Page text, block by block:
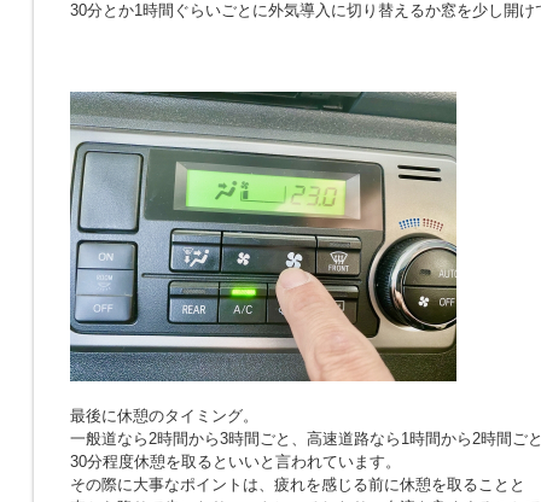
30分とか1時間ぐらいごとに外気導入に切り替えるか窓を少し開け
最後に休憩のタイミング。
一般道なら2時間から3時間ごと、高速道路なら1時間から2時間ご
30分程度休憩を取るといいと言われています。
その際に大事なポイントは、疲れを感じる前に休憩を取ることと